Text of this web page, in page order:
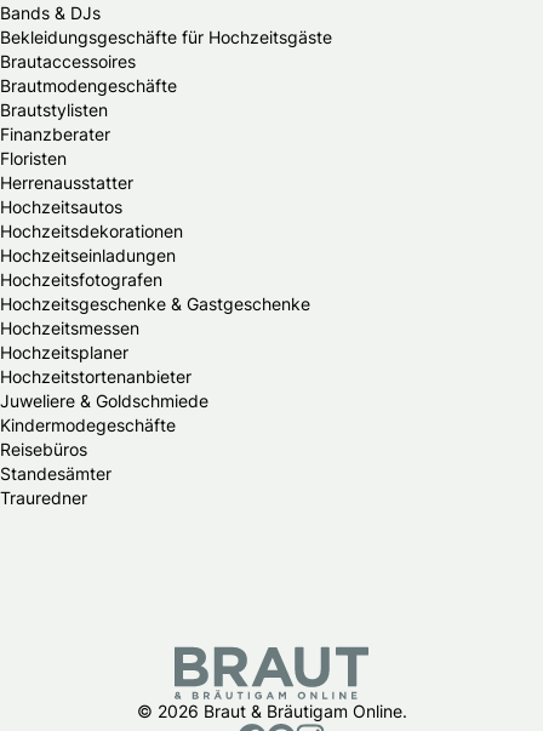
Bands & DJs
Bekleidungsgeschäfte für Hochzeitsgäste
Brautaccessoires
Brautmodengeschäfte
Brautstylisten
Finanzberater
Floristen
Herrenausstatter
Hochzeitsautos
Hochzeitsdekorationen
Hochzeitseinladungen
Hochzeitsfotografen
Hochzeitsgeschenke & Gastgeschenke
Hochzeitsmessen
Hochzeitsplaner
Hochzeitstortenanbieter
Juweliere & Goldschmiede
Kindermodegeschäfte
Reisebüros
Standesämter
Trauredner
© 2026 Braut & Bräutigam Online.